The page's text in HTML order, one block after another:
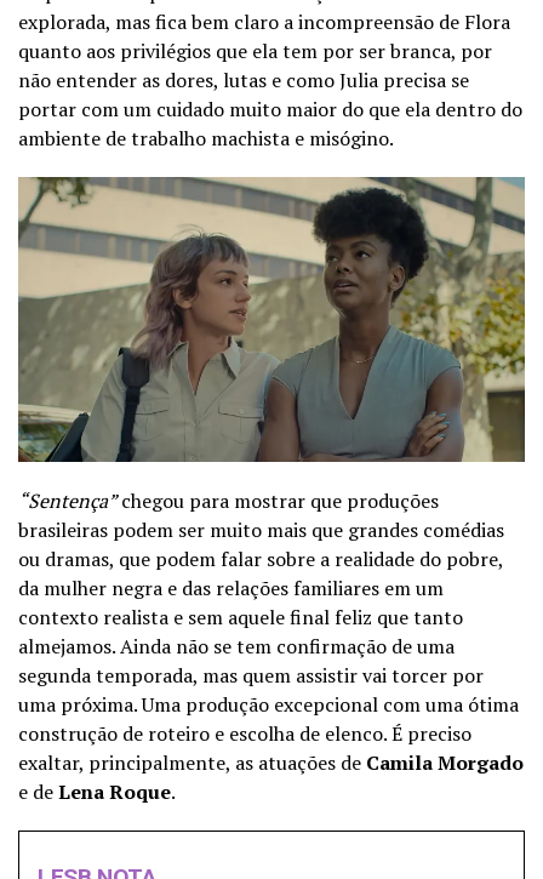
explorada, mas fica bem claro a incompreensão de Flora
quanto aos privilégios que ela tem por ser branca, por
não entender as dores, lutas e como Julia precisa se
portar com um cuidado muito maior do que ela dentro do
ambiente de trabalho machista e misógino.
“Sentença”chegou para mostrar que produções
brasileiras podem ser muito mais que grandes comédias
ou dramas, que podem falar sobre a realidade do pobre,
da mulher negra e das relações familiares em um
contexto realista e sem aquele final feliz que tanto
almejamos. Ainda não se tem confirmação de uma
segunda temporada, mas quem assistir vai torcer por
uma próxima. Uma produção excepcional com uma ótima
construção de roteiro e escolha de elenco. É preciso
exaltar, principalmente, as atuações de Camila Morgado
e deLena Roque.